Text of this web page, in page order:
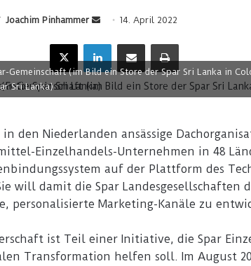
Joachim Pinhammer 14. April 2022
Gemeinschaft (im Bild ein Store der Spar Sri Lanka in
Sri Lanka)
den Niederlanden ansässige
Einzelhandels-Unternehmen in 48
auf der Plattform des
will damit die Spar Landesgesellschaften
personalisierte Marketing-Kanäle zu
ist Teil einer Initiative, die Spar
Transformation helfen soll. Im August